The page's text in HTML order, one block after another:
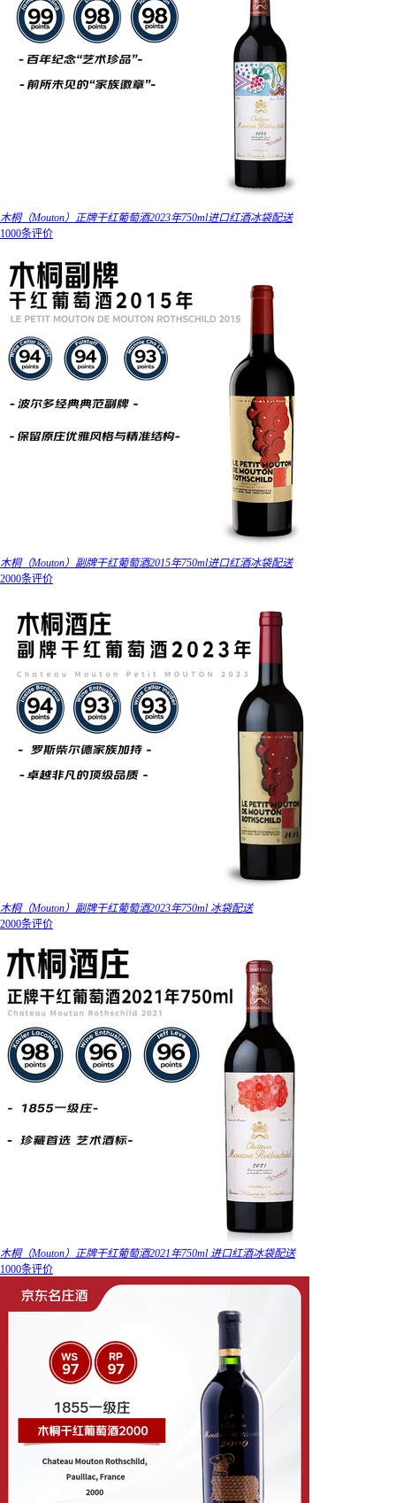
木桐（Mouton）正牌干红葡萄酒2023年750ml进口红酒冰袋配送
1000条评价
木桐（Mouton）副牌干红葡萄酒2015年750ml进口红酒冰袋配送
2000条评价
木桐（Mouton）副牌干红葡萄酒2023年750ml 冰袋配送
2000条评价
木桐（Mouton）正牌干红葡萄酒2021年750ml 进口红酒冰袋配送
1000条评价